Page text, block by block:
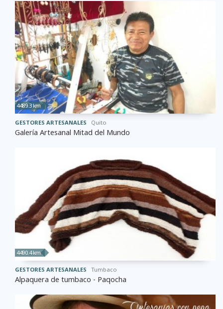
4489.3 km
GESTORES ARTESANALES Quito
Galería Artesanal Mitad del Mundo
4490.4 km
GESTORES ARTESANALES Tumbaco
Alpaquera de tumbaco - Paqocha